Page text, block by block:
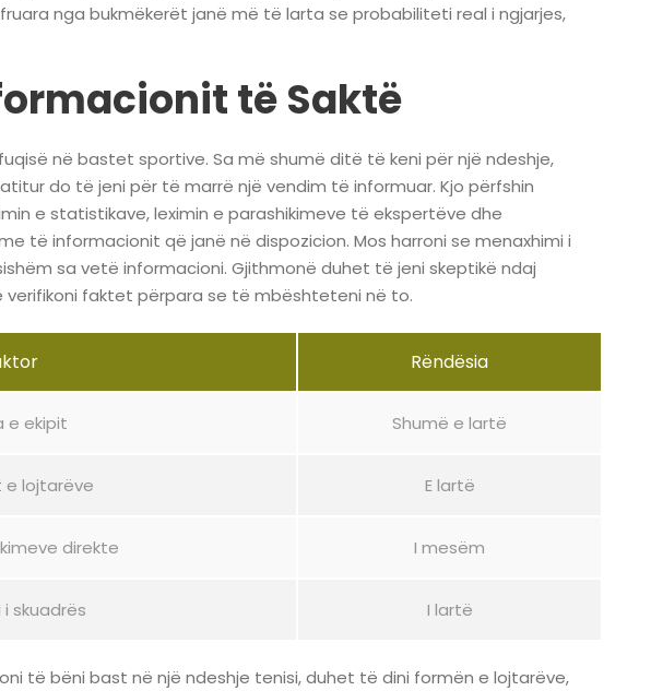
nga bukmëkerët janë më të larta se probabiliteti real i ngjarjes,
të Saktë
në bastet sportive. Sa më shumë ditë të keni për një ndeshje,
do të jeni për të marrë një vendim të informuar. Kjo përfshin
e statistikave, leximin e parashikimeve të ekspertëve dhe
të informacionit që janë në dispozicion. Mos harroni se menaxhimi i
sa vetë informacioni. Gjithmonë duhet të jeni skeptikë ndaj
faktet përpara se të mbështeteni në to.
Rëndësia
e ekipit Shumë e lartë
e lojtarëve E lartë
direkte I mesëm
skuadrës I lartë
të bëni bast në një ndeshje tenisi, duhet të dini formën e lojtarëve,